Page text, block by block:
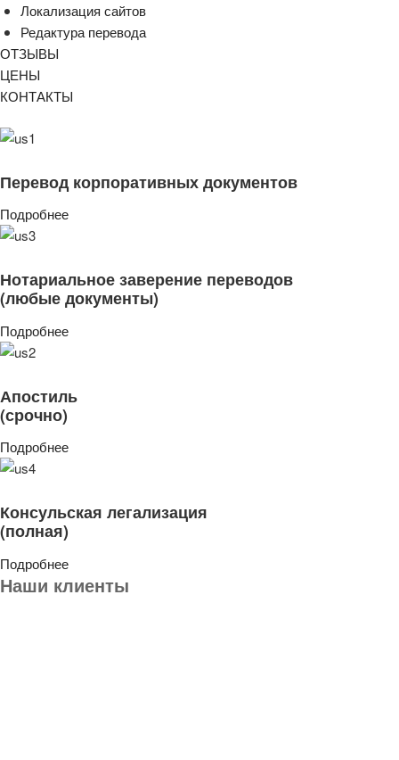
Локализация сайтов
Редактура перевода
ОТЗЫВЫ
ЦЕНЫ
КОНТАКТЫ
Перевод корпоративных документов
Подробнее
Нотариальное заверение переводов
(любые документы)
Подробнее
Апостиль
(срочно)
Подробнее
Консульская легализация
(полная)
Подробнее
Наши клиенты